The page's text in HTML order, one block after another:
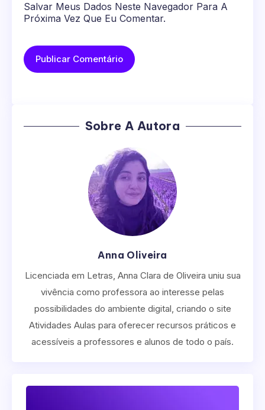
Salvar Meus Dados Neste Navegador Para A
Próxima Vez Que Eu Comentar.
Sobre A Autora
Anna Oliveira
Licenciada em Letras, Anna Clara de Oliveira uniu sua
vivência como professora ao interesse pelas
possibilidades do ambiente digital, criando o site
Atividades Aulas para oferecer recursos práticos e
acessíveis a professores e alunos de todo o país.